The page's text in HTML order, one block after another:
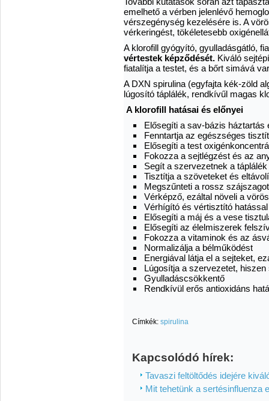
emelhető a vérben jelenlévő
vérszegénység kezelésére is. A
vérkeringést, tökéletesebb
A klorofill gyógyító, gyulladásgátló,
vértestek képződését. Kiváló
fiatalítja a testet, és a bőrt simává
A DXN spirulina (egyfajta kék-zöld
lúgosító táplálék, rendkívűl magas
A klorofill hatásai és előnyei
Elősegíti a sav-bázis háztartás
Fenntartja az egészséges
Elősegíti a test
Fokozza a sejtlégzést és az
Segít a szervezetnek a
Tisztítja a szöveteket és
Megszűnteti a rossz
Vérképző, ezáltal növeli a
Vérhígító és vértisztító
Elősegíti a máj és a vese
Elősegíti az élelmiszerek
Fokozza a vitaminok és az
Normalizálja a bélműködést
Energiával látja el a sejteket,
Lúgosítja a szervezetet,
Gyulladáscsökkentő
Rendkívül erős antioxidáns
Címkék: spirulina
Kapcsolódó hírek:
Tavaszi feltöltődés idejére
Mit tehetünk a sertésinfluenza